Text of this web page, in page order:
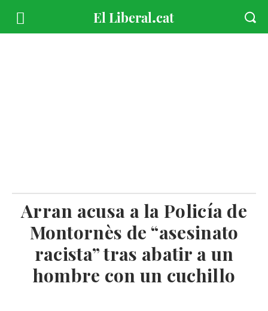
Arran acusa a la Policía de
Montornès de “asesinato
racista” tras abatir a un
hombre con un cuchillo